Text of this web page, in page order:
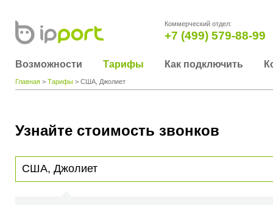
Коммерческий отдел:
+7 (499) 579-88-99
Возможности Тарифы Как подключить
Главная > Тарифы > США, Джолиет
Узнайте стоимость звонков